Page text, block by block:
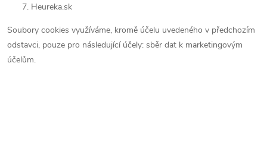
Heureka.sk
Soubory cookies využíváme, kromě účelu uvedeného v předchozím
odstavci, pouze pro následující účely: sběr dat k marketingovým
účelům.